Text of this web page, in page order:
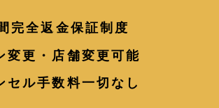
方策を講じるための統計的資
提携先が提供するサービスを
ただく目的で、当該提携先へ
報の第三者提供を行う為。
完全返金保証制度
変更・店舗変更可能
セル手数料一切なし